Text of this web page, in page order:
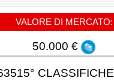
VALORE DI MERCATO:
50.000 €
CLASSIFICHE